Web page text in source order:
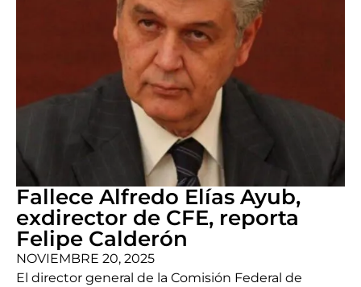
Fallece Alfredo Elías Ayub,
exdirector de CFE, reporta
Felipe Calderón
NOVIEMBRE 20, 2025
El director general de la Comisión Federal de